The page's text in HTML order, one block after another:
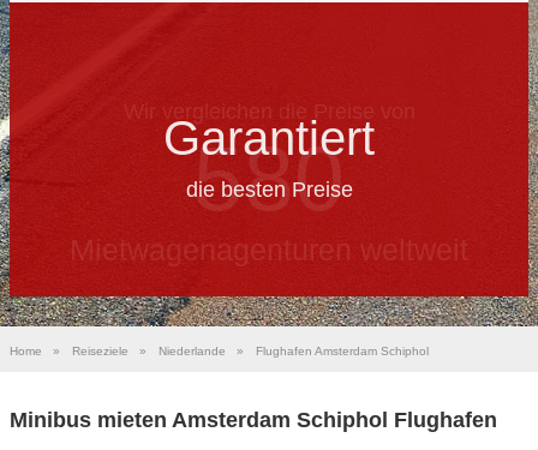
Garantiert
die besten Preise
Home » Reiseziele » Niederlande » Flughafen Amsterdam Schiphol
Minibus mieten Amsterdam Schiphol Flughafen